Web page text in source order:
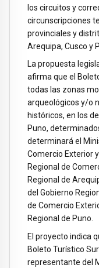
los circuitos y
circunscripciones
provinciales y
Arequipa, Cusco y
La propuesta
afirma que el
todas las zonas
arqueológicos y/o
históricos, en los
Puno,
determinará el
Comercio Exterior
Regional de
Regional de
del Gobierno
de Comercio
Regional de Puno.
El proyecto indica
Boleto Turístico
representante del